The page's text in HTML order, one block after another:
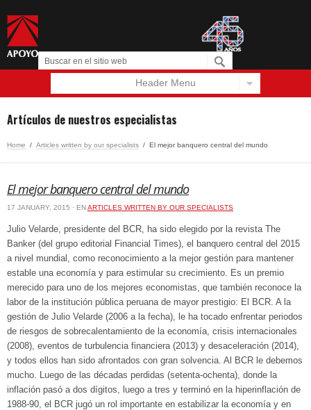
Header Menu
Artículos de nuestros especialistas
Home / Articles written by our specialists / El mejor banquero central del mundo
El mejor banquero central del mundo
17 JANUARY, 2015 · ENARTICLES WRITTEN BY OUR SPECIALISTS
Julio Velarde, presidente del BCR, ha sido elegido por la revista The
Banker (del grupo editorial Financial Times), el banquero central del 2015
a nivel mundial, como reconocimiento a la mejor gestión para mantener
estable una economía y para estimular su crecimiento. Es un premio
merecido para uno de los mejores economistas, que también reconoce la
labor de la institución pública peruana de mayor prestigio: El BCR. A la
gestión de Julio Velarde (2006 a la fecha), le ha tocado enfrentar periodos
de riesgos de sobrecalentamiento de la economía, crisis internacionales
(2008), eventos de turbulencia financiera (2013) y desaceleración (2014),
y todos ellos han sido afrontados con gran solvencia. Al BCR le debemos
mucho. Luego de las décadas perdidas (setenta-ochenta), donde la
inflación pasó a dos dígitos, luego a tres y terminó en la hiperinflación de
1988-90, el BCR jugó un rol importante en estabilizar la economía y en